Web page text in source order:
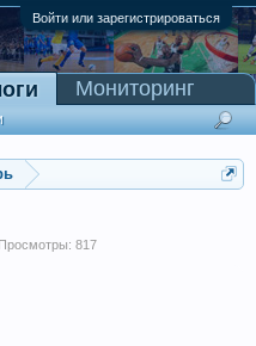
Войти или зарегистрироваться
Просмотры: 817
Мониторинг